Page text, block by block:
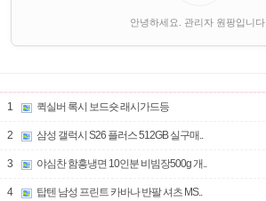
안녕하세요. 관리자 원팡입니다.
1 퀵실버 록시 보드숏 래시가드등
2 삼성 갤럭시 S26 플러스 512GB 실구매..
3 야심찬 함흥냉면 10인분 비빔장500g 개..
4 탑텐 남성 프린트 카바나 반팔 셔츠 MS..